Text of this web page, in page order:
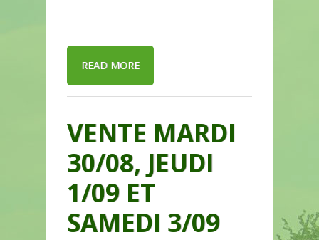
READ MORE
VENTE MARDI
30/08, JEUDI
1/09 ET
SAMEDI 3/09